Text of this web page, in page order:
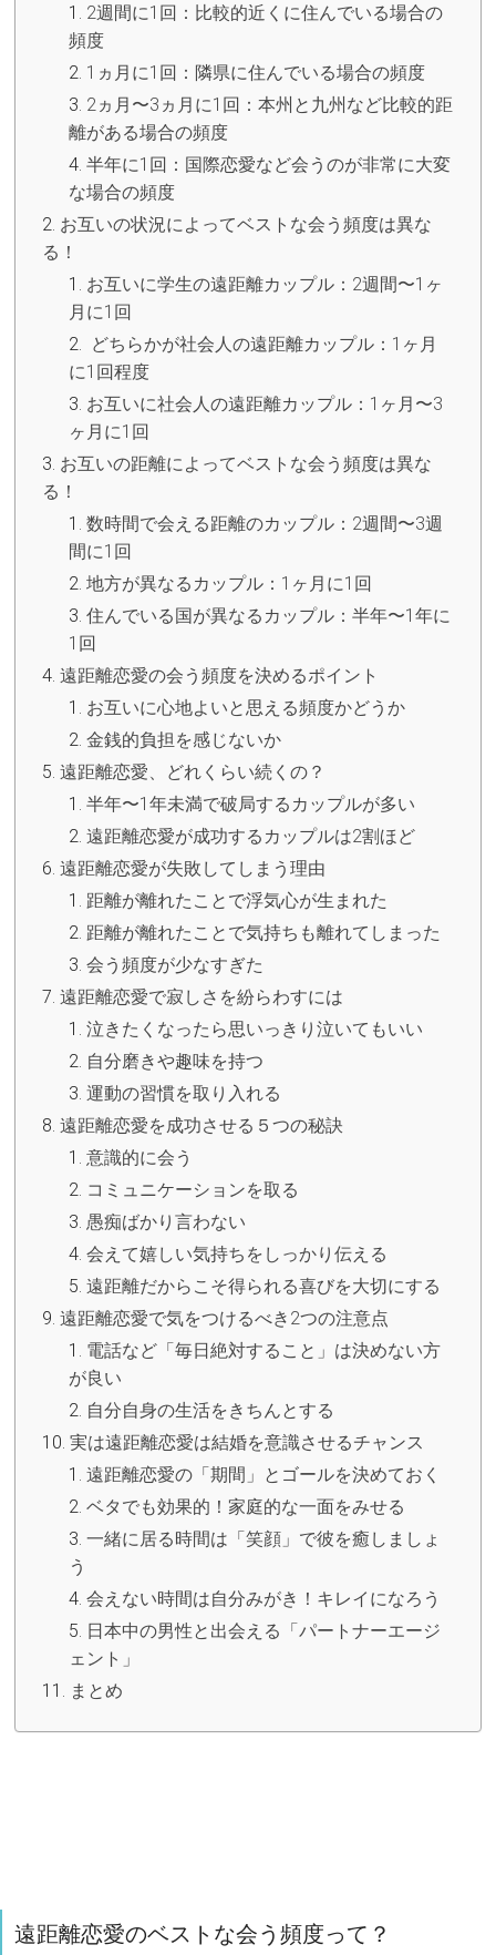
2週間に1回：比較的近くに住んでいる場合の
頻度
1ヵ月に1回：隣県に住んでいる場合の頻度
2ヵ月〜3ヵ月に1回：本州と九州など比較的距
離がある場合の頻度
半年に1回：国際恋愛など会うのが非常に大変
な場合の頻度
お互いの状況によってベストな会う頻度は異な
る！
お互いに学生の遠距離カップル：2週間〜1ヶ
月に1回
どちらかが社会人の遠距離カップル：1ヶ月
に1回程度
お互いに社会人の遠距離カップル：1ヶ月〜3
ヶ月に1回
お互いの距離によってベストな会う頻度は異な
る！
数時間で会える距離のカップル：2週間〜3週
間に1回
地方が異なるカップル：1ヶ月に1回
住んでいる国が異なるカップル：半年〜1年に
1回
遠距離恋愛の会う頻度を決めるポイント
お互いに心地よいと思える頻度かどうか
金銭的負担を感じないか
遠距離恋愛、どれくらい続くの？
半年〜1年未満で破局するカップルが多い
遠距離恋愛が成功するカップルは2割ほど
遠距離恋愛が失敗してしまう理由
距離が離れたことで浮気心が生まれた
距離が離れたことで気持ちも離れてしまった
会う頻度が少なすぎた
遠距離恋愛で寂しさを紛らわすには
泣きたくなったら思いっきり泣いてもいい
自分磨きや趣味を持つ
運動の習慣を取り入れる
遠距離恋愛を成功させる５つの秘訣
意識的に会う
コミュニケーションを取る
愚痴ばかり言わない
会えて嬉しい気持ちをしっかり伝える
遠距離だからこそ得られる喜びを大切にする
遠距離恋愛で気をつけるべき2つの注意点
電話など「毎日絶対すること」は決めない方
が良い
自分自身の生活をきちんとする
実は遠距離恋愛は結婚を意識させるチャンス
遠距離恋愛の「期間」とゴールを決めておく
ベタでも効果的！家庭的な一面をみせる
一緒に居る時間は「笑顔」で彼を癒しましょ
う
会えない時間は自分みがき！キレイになろう
日本中の男性と出会える「パートナーエージ
ェント」
まとめ
遠距離恋愛のベストな会う頻度って？